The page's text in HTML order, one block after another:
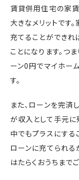
賃貸併用住宅の家
大きなメリットです
充てることができれ
ことになります。つ
ーン0円でマイホー
す。
また、ローンを完済
が収入として手元に
中でもプラスにする
ローンに充てられる
はたらくおうちまで